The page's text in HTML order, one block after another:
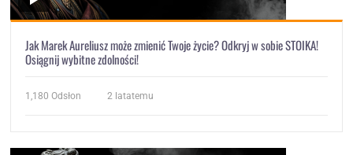
Jak Marek Aureliusz może zmienić Twoje życie? Odkryj w sobie STOIKA!
Osiągnij wybitne zdolności!
1,180 Odsłon 2 latatemu